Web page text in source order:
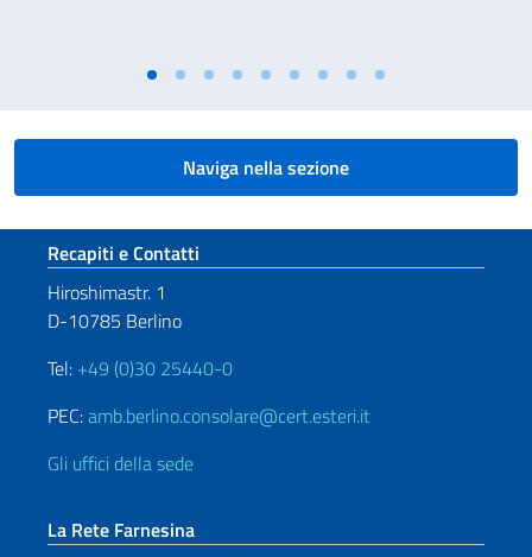
Naviga nella sezione
Sezione footer
Recapiti e Contatti
Hiroshimastr. 1
D-10785 Berlino
Tel: +49 (0)30 25440-0
PEC:amb.berlino.consolare@cert.esteri.it
Gli uffici della sede
La Rete Farnesina